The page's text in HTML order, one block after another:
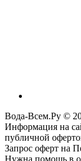
Вода-Всем.Ру ©
Информация на
публичной
Запрос оферт на